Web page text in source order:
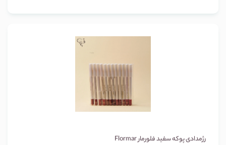
رژمدادی پوکه سفید فلورمار Flormar